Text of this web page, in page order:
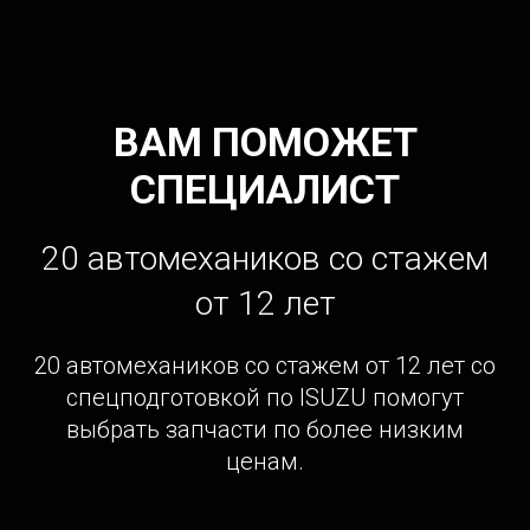
ВАМ ПОМОЖЕТ
СПЕЦИАЛИСТ
20 автомехаников со стажем
от 12 лет
20 автомехаников со стажем от 12 лет со
спецподготовкой по ISUZU помогут
выбрать запчасти по более низким
ценам.